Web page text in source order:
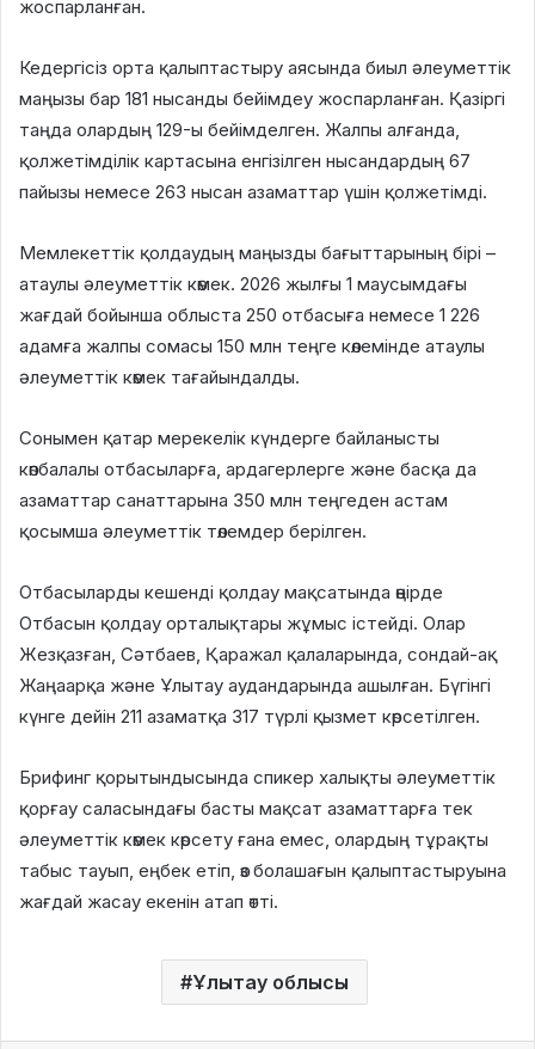
жоспарланған.
Кедергісіз орта қалыптастыру аясында биыл әлеуметтік
маңызы бар 181 нысанды бейімдеу жоспарланған. Қазіргі
таңда олардың 129-ы бейімделген. Жалпы алғанда,
қолжетімділік картасына енгізілген нысандардың 67
пайызы немесе 263 нысан азаматтар үшін қолжетімді.
Мемлекеттік қолдаудың маңызды бағыттарының бірі –
атаулы әлеуметтік көмек. 2026 жылғы 1 маусымдағы
жағдай бойынша облыста 250 отбасыға немесе 1 226
адамға жалпы сомасы 150 млн теңге көлемінде атаулы
әлеуметтік көмек тағайындалды.
Сонымен қатар мерекелік күндерге байланысты
көпбалалы отбасыларға, ардагерлерге және басқа да
азаматтар санаттарына 350 млн теңгеден астам
қосымша әлеуметтік төлемдер берілген.
Отбасыларды кешенді қолдау мақсатында өңірде
Отбасын қолдау орталықтары жұмыс істейді. Олар
Жезқазған, Сәтбаев, Қаражал қалаларында, сондай-ақ
Жаңаарқа және Ұлытау аудандарында ашылған. Бүгінгі
күнге дейін 211 азаматқа 317 түрлі қызмет көрсетілген.
Брифинг қорытындысында спикер халықты әлеуметтік
қорғау саласындағы басты мақсат азаматтарға тек
әлеуметтік көмек көрсету ғана емес, олардың тұрақты
табыс тауып, еңбек етіп, өз болашағын қалыптастыруына
жағдай жасау екенін атап өтті.
Ұлытау облысы